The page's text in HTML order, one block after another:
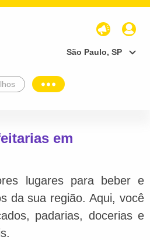
São Paulo, SP
em
lugares para beber e
da sua região. Aqui, você
padarias, docerias e